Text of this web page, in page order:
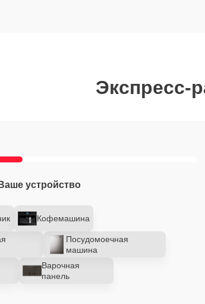
Экспресс-
устройство
Кофемашина
Посудомоечная
машина
Варочная
панель